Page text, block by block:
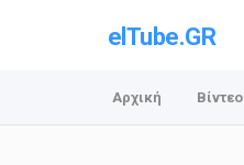
elTube.GR
Αρχική Βίντεο